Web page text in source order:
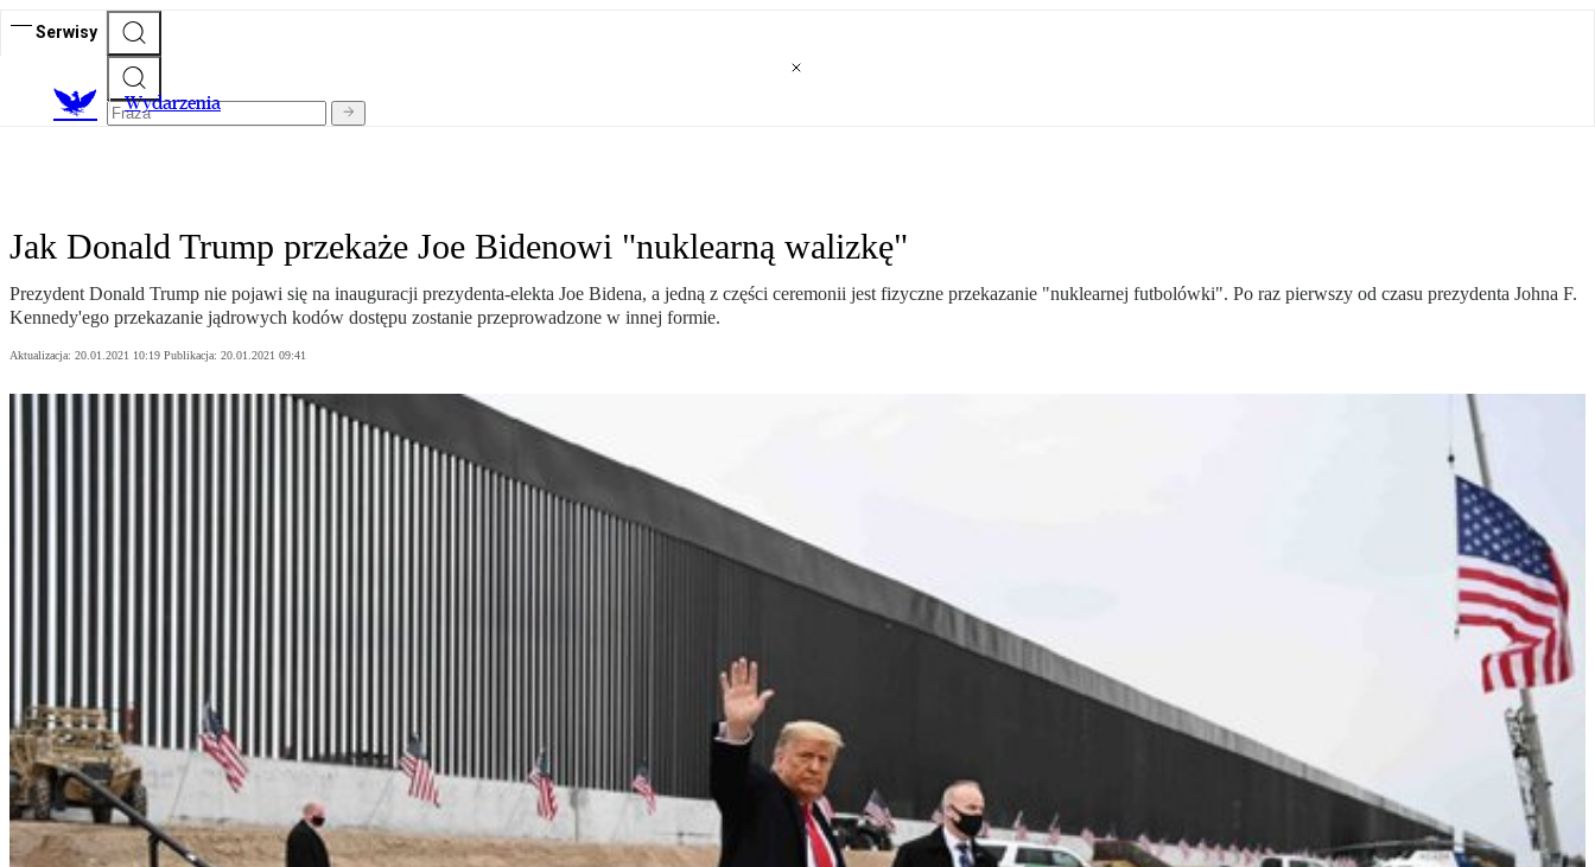
Serwisy
Wydarzenia
Jak Donald Trump przekaże Joe Bidenowi "nuklearną walizkę"
Prezydent Donald Trump nie pojawi się na inauguracji prezydenta-elekta Joe Bidena, a jedną z części ceremonii jest fizyczne przekazanie "nuklearnej futbolówki". Po raz pierwszy od czasu prezydenta Johna F.
Kennedy'ego przekazanie jądrowych kodów dostępu zostanie przeprowadzone w innej formie.
Aktualizacja: 20.01.2021 10:19 Publikacja: 20.01.2021 09:41